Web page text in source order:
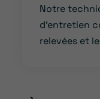
Notre
d’entretien
relevées et